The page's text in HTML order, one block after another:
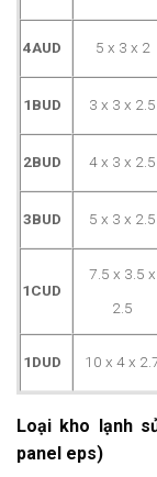
4AUD 5 x 3 x 2
1BUD 3 x 3 x 2.5
2BUD 4 x 3 x 2.5
3BUD 5 x 3 x 2.5
1CUD
7.5 x 3.5 x
2.5
1DUD 10 x 4 x
Loại kho lạnh
panel eps)